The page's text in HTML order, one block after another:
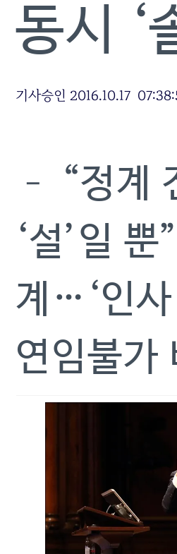
동시 ‘
기사승인 2016.10.17
– “정계
‘설’일 뿐
계…‘인사
연임불가